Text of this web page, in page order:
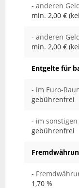
- anderen
min. 2,00 €
- anderen
min. 2,00 €
Entgelte für
- im Euro-
gebührenfrei
- im
gebührenfrei
-
1,70 %